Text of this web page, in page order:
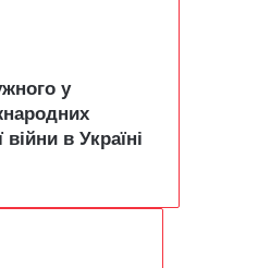
у
в Україні